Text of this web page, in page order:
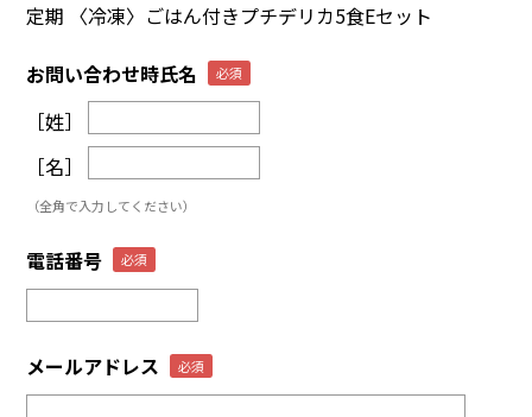
定期 〈冷凍〉ごはん付きプチデリカ5食Eセット
お問い合わせ時氏名
［姓］
［名］
（全角で入力してください）
電話番号
メールアドレス